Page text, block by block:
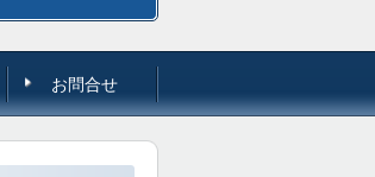
お問合せ